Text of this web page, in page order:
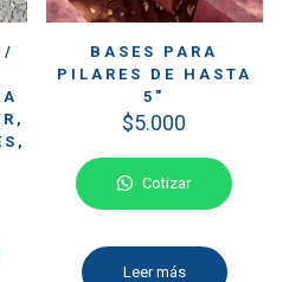
/
BASES PARA
PILARES DE HASTA
5″
$5.000
Cotizar
Leer más